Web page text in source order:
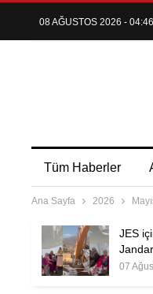
08 AĞUSTOS 2026 - 04:46
Tüm Haberler
Ana Sayfa 2026
JES
07